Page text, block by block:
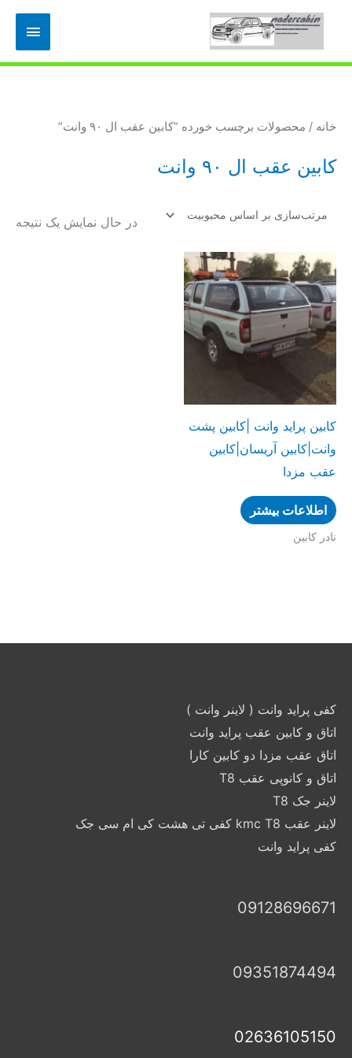
اصلی
خانه / محصولات برچسب خورده “كابين عقب ال ٩٠ وانت”
كابين عقب ال ٩٠ وانت
در حال نمایش یک نتیجه
كابين پرايد وانت |كابين پشت
وانت|كابين آريسان|كابين
عقب مزدا
اطلاعات بیشتر
نادر کابین
کفی پراید وانت ( لاینر وانت )
اتاق و کابین عقب پراید وانت
اتاق عقب مزدا دو کابین کارا
اتاق و کانوپی عقب T8
لاینر جک T8
لاینر عقب kmc T8 کفی تی هشت کی ام سی جک
کفی پراید وانت
09128696671
09351874494
02636105150